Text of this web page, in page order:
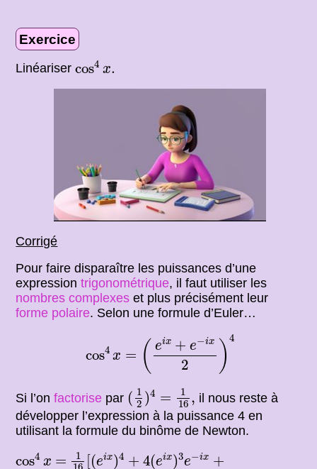
Exercice
Linéarisercos4 x.
cos
Corrigé
Pour faire disparaître les puissances d’une
expressiontrigonométrique, il faut utiliser les
nombres complexes et plus précisément leur
forme polaire. Selon une formule d’Euler…
cos4 x = ( eix + e−ix
2 )
4
e x 2 4
Si l’onfactorise par ( 1
2 )4 =
1
16 ,
( 1 2 ) 16
il nous reste à
développer l’expression à la puissance 4 en
utilisant la formule du binôme de Newton.
cos4 x
cos =
=
1
[(eix)4
116[ eix)
+
+ 4(eix)3e−ix
4 ( eix)3 −i +
+